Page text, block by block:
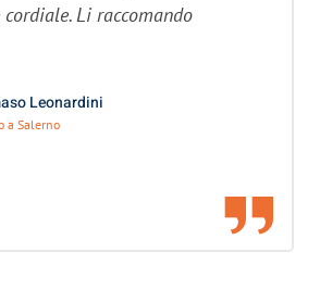
Li raccomando
Leonardini
a Salerno